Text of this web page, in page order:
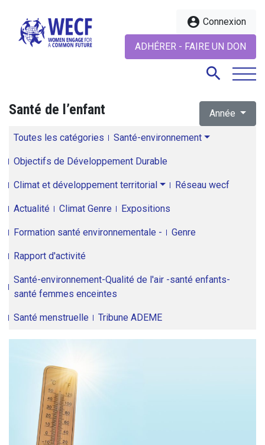
account_circle Connexion
ADHÉRER - FAIRE UN DON
search
Santé de l’enfant Année
Toutes les catégories Santé-environnement
Objectifs de Développement Durable
Climat et développement territorial Réseau wecf
Actualité Climat Genre Expositions
Formation santé environnementale - Genre
Rapport d'activité
Santé-environnement-Qualité de l'air -santé enfants-
santé femmes enceintes
Santé menstruelle Tribune ADEME